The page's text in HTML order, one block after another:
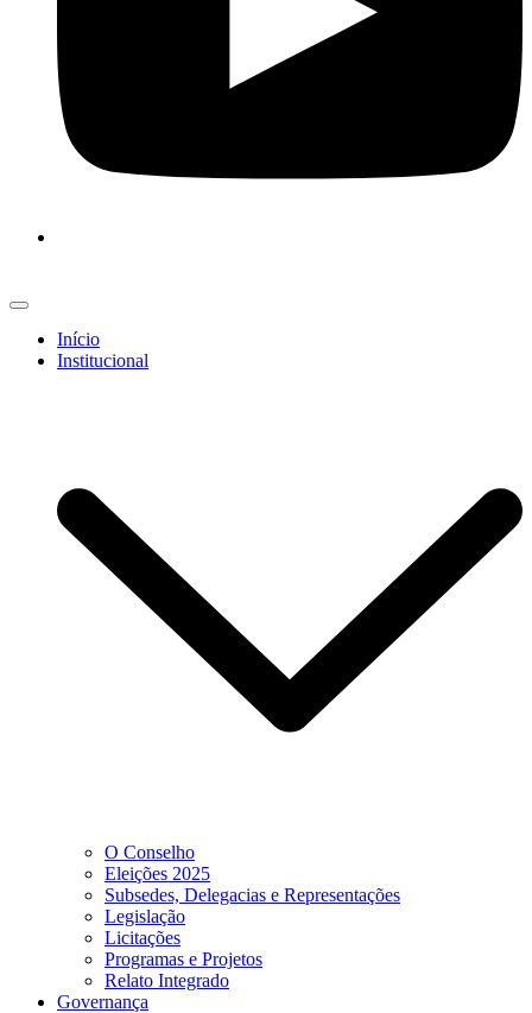
Início
Institucional
O Conselho
Eleições 2025
Subsedes, Delegacias e Representações
Legislação
Licitações
Programas e Projetos
Relato Integrado
Governança